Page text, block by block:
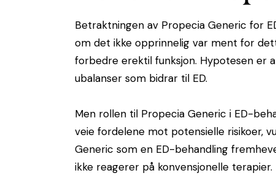
Betraktningen av Propecia Generic for
om det ikke opprinnelig var ment for
forbedre erektil funksjon. Hypotesen er
ubalanser som bidrar til ED.
Men rollen til Propecia Generic i ED-
veie fordelene mot potensielle risikoer,
Generic som en ED-behandling
ikke reagerer på konvensjonelle terapier.